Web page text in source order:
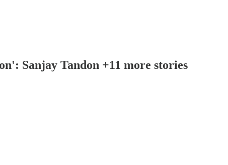
Sanjay Tandon +11 more stories